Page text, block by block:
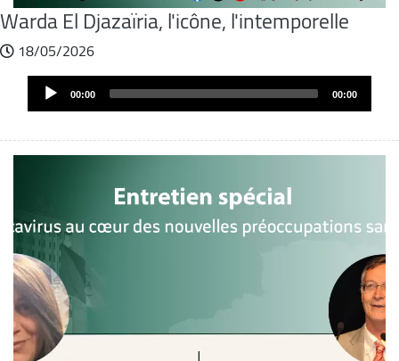
Warda El Djazaïria, l'icône, l'intemporelle
18/05/2026
Fichier
Audio
Player 00:00 00:00